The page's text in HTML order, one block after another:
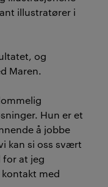
illustratører i
og
Maren.
Hun er et
å jobbe
kan si oss svært
for at jeg
med